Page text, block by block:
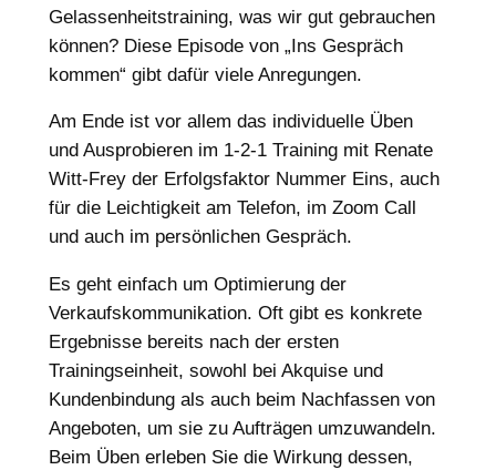
Gelassenheitstraining, was wir gut gebrauchen
können? Diese Episode von „Ins Gespräch
kommen“ gibt dafür viele Anregungen.
Am Ende ist vor allem das individuelle Üben
und Ausprobieren im 1-2-1 Training mit Renate
Witt-Frey der Erfolgsfaktor Nummer Eins, auch
für die Leichtigkeit am Telefon, im Zoom Call
und auch im persönlichen Gespräch.
Es geht einfach um Optimierung der
Verkaufskommunikation. Oft gibt es konkrete
Ergebnisse bereits nach der ersten
Trainingseinheit, sowohl bei Akquise und
Kundenbindung als auch beim Nachfassen von
Angeboten, um sie zu Aufträgen umzuwandeln.
Beim Üben erleben Sie die Wirkung dessen,